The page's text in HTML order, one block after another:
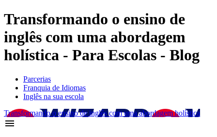
Transformando o ensino de
inglês com uma abordagem
holística - Para Escolas - Blog
Parcerias
Franquia de Idiomas
Inglês na sua escola
Transformando o ensino de inglês com uma abordagem holística
menu